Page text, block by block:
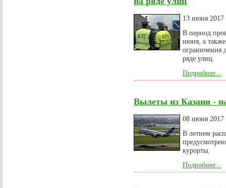
13 июня 2017
В период
июня, а
ограничения
ряде улиц.
Подробнее...
Вылеты из Казани -
08 июня 2017
В летнем
курорты.
Подробнее...